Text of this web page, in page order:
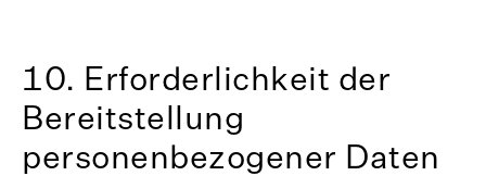
10. Erforderlichkeit der
Bereitstellung
personenbezogener Daten